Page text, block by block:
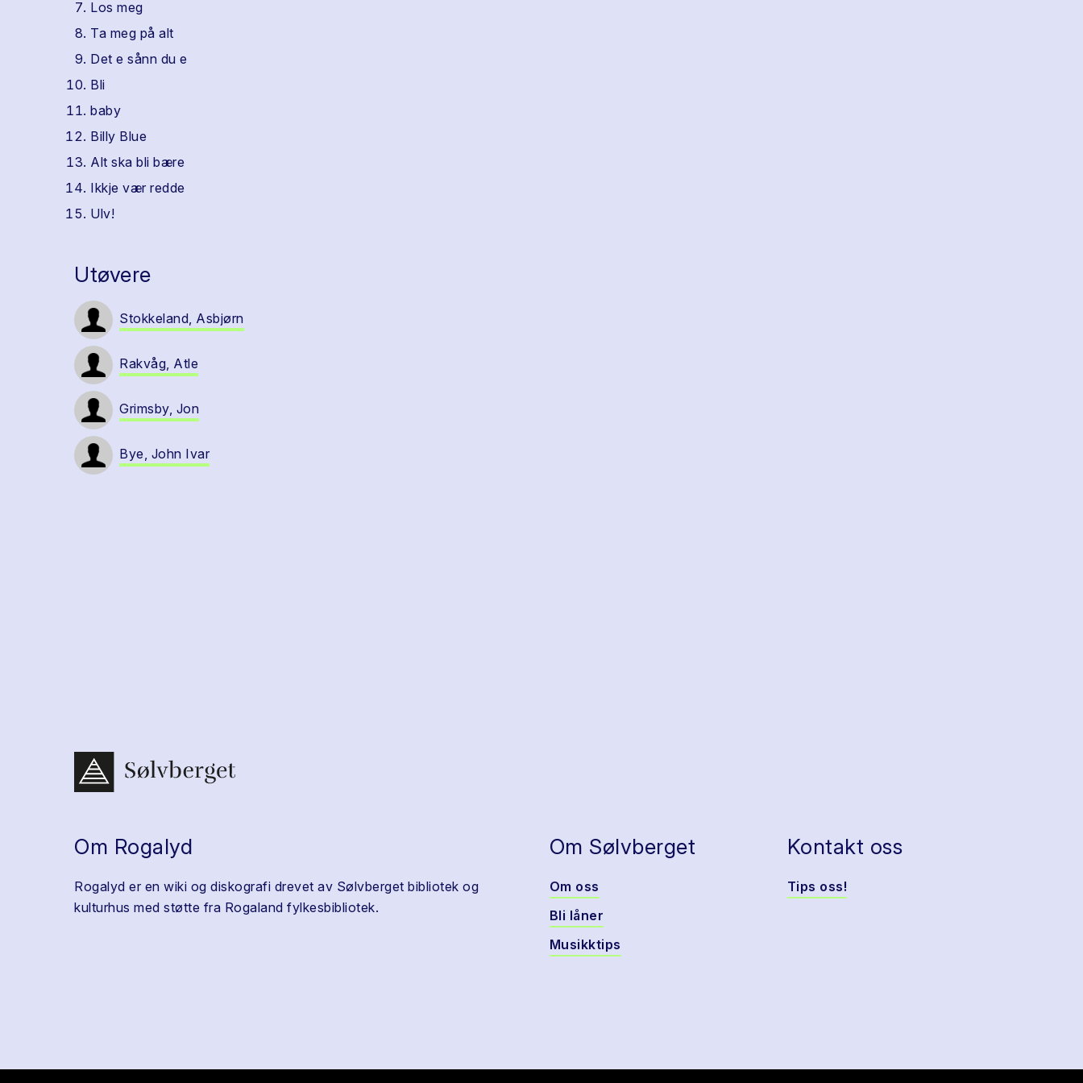
Los meg
Ta meg på alt
Det e sånn du e
Bli
baby
Billy Blue
Alt ska bli bære
Ikkje vær redde
Ulv!
Utøvere
Stokkeland, Asbjørn
Rakvåg, Atle
Grimsby, Jon
Bye, John Ivar
Om Rogalyd
Rogalyd er en wiki og diskografi drevet av Sølvberget bibliotek og
kulturhus med støtte fra Rogaland fylkesbibliotek.
Om Sølvberget
Om oss
Bli låner
Musikktips
Kontakt oss
Tips oss!